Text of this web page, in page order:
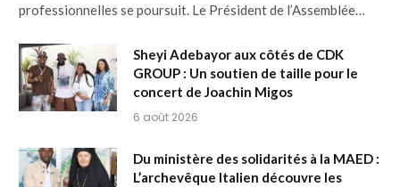
professionnelles se poursuit. Le Président de l’Assemblée…
Sheyi Adebayor aux côtés de CDK
GROUP : Un soutien de taille pour le
concert de Joachin Migos
6 août 2026
Du ministère des solidarités à la MAED :
L’archevêque Italien découvre les